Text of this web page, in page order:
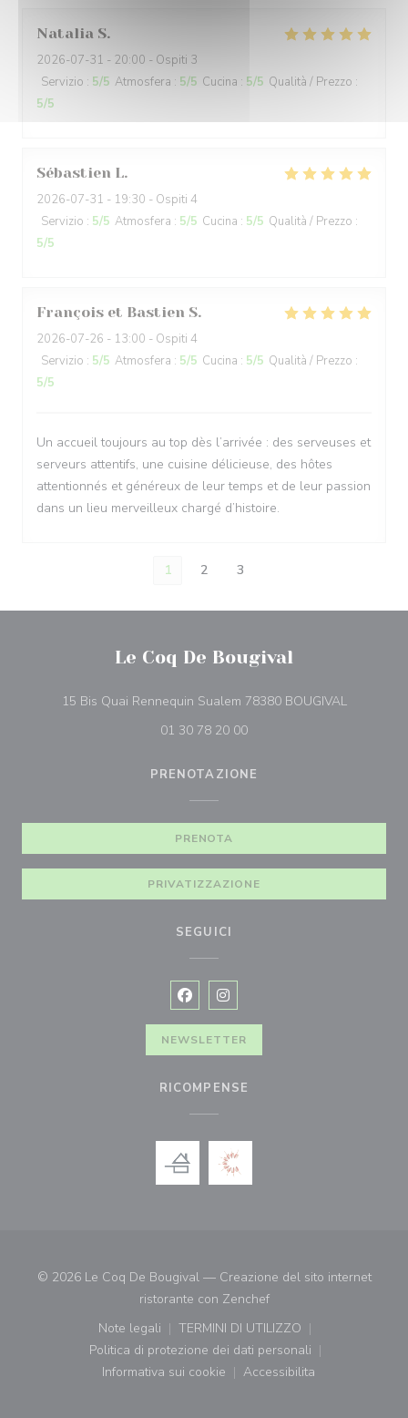
Natalia S
2026-07-31 - 20:00 - Ospiti 3
Servizio : 5/5 Atmosfera : 5/5 Cucina : 5/5 Qualità / Prezzo :
5/5
Sébastien L
2026-07-31 - 19:30 - Ospiti 4
Servizio : 5/5 Atmosfera : 5/5 Cucina : 5/5 Qualità / Prezzo :
5/5
François et Bastien S
2026-07-26 - 13:00 - Ospiti 4
Servizio : 5/5 Atmosfera : 5/5 Cucina : 5/5 Qualità / Prezzo :
5/5
Un accueil toujours au top dès l’arrivée : des serveuses et
serveurs attentifs, une cuisine délicieuse, des hôtes
attentionnés et généreux de leur temps et de leur passion
dans un lieu merveilleux chargé d’histoire.
1 2 3
Le Coq De Bougival
15 Bis Quai Rennequin Sualem 78380 BOUGIVAL((apre
01 30 78 20 00
PRENOTAZIONE
PRENOTA
PRIVATIZZAZIONE
SEGUICI
Facebook ((apre una nuova
Instagram ((apre una nuova
NEWSLETTER
RICOMPENSE
© 2026 Le Coq De Bougival — Creazione del sito internet
ristorante con Zenchef((apre una nuova
Note legali
((apre una nuova finestra))
TERMINI DI UTILIZZO
((apre una nuova finestra))
Politica di protezione dei dati personali
((apre una nuova finestra))
Informativa sui cookie
((apre una nuova finestra))
Accessibilita
((apre una nuova